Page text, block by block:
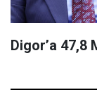
Digor’a 47,8